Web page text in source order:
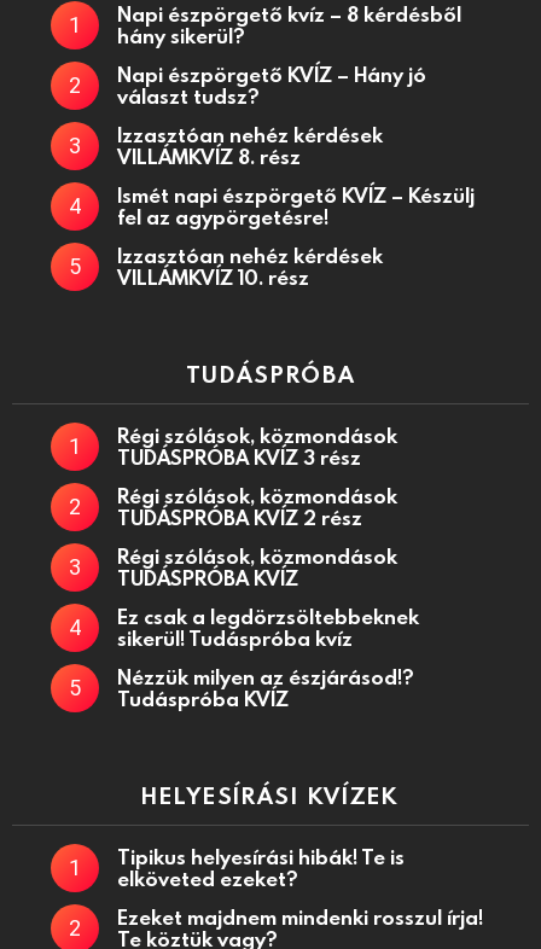
Napi észpörgető kvíz – 8 kérdésből
hány sikerül?
Napi észpörgető KVÍZ – Hány jó
választ tudsz?
Izzasztóan nehéz kérdések
VILLÁMKVÍZ 8. rész
Ismét napi észpörgető KVÍZ – Készülj
fel az agypörgetésre!
Izzasztóan nehéz kérdések
VILLÁMKVÍZ 10. rész
TUDÁSPRÓBA
Régi szólások, közmondások
TUDÁSPRÓBA KVÍZ 3 rész
Régi szólások, közmondások
TUDÁSPRÓBA KVÍZ 2 rész
Régi szólások, közmondások
TUDÁSPRÓBA KVÍZ
Ez csak a legdörzsöltebbeknek
sikerül! Tudáspróba kvíz
Nézzük milyen az észjárásod!?
Tudáspróba KVÍZ
HELYESÍRÁSI KVÍZEK
Tipikus helyesírási hibák! Te is
elköveted ezeket?
Ezeket majdnem mindenki rosszul írja!
Te köztük vagy?